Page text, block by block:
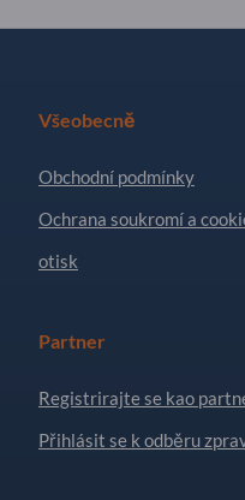
Všeobecně
Obchodní podmínky
Ochrana soukromí a
otisk
Partner
Registrirajte se kao
Přihlásit se k odběru